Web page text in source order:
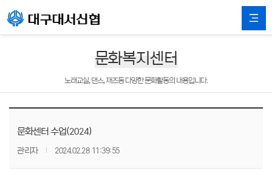
문화복지센터
노래교실, 댄스, 재즈등 다양한 문화활동의 내용입니다.
문화센터 수업(2024)
관리자 2024.02.28 11:39:55